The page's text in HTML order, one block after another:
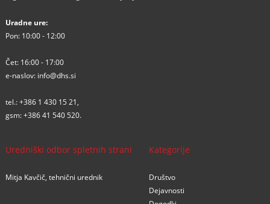
Uradne ure:
Pon: 10:00 - 12:00
Čet: 16:00 - 17:00
e-naslov: info@dhs.si
tel.:+386 1 430 15 21,
gsm:+386 41 540 520.
Uredniški odbor spletnih strani
Mitja Kavčič, tehnični urednik
Kategorije
Društvo
Dejavnosti